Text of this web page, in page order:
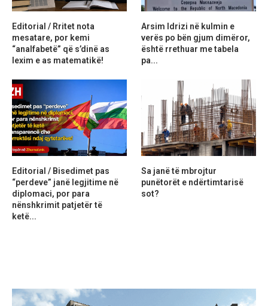
Editorial / Rritet nota
mesatare, por kemi
“analfabetë” që s’dinë as
lexim e as matematikë!
Arsim Idrizi në kulmin e
verës po bën gjum dimëror,
është rrethuar me tabela
pa...
Editorial / Bisedimet pas
“perdeve” janë legjitime në
diplomaci, por para
nënshkrimit patjetër të
ketë...
Sa janë të mbrojtur
punëtorët e ndërtimtarisë
sot?